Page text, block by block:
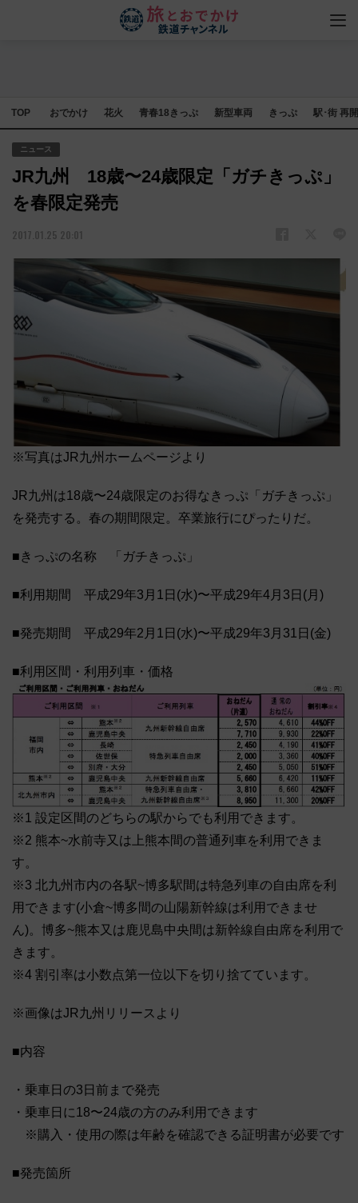
TOP おでかけ 花火 青春18きっぷ 新型車両 きっぷ 駅･街 再
ニュース
JR九州 18歳〜24歳限定「ガチきっぷ」
を春限定発売
2017.01.25 20:01
※写真はJR九州ホームページより
JR九州は18歳〜24歳限定のお得なきっぷ「ガチきっぷ」
を発売する。春の期間限定。卒業旅行にぴったりだ。
■きっぷの名称 「ガチきっぷ」
■利用期間 平成29年3月1日(水)〜平成29年4月3日(月)
■発売期間 平成29年2月1日(水)〜平成29年3月31日(金)
■利用区間・利用列車・価格
※1 設定区間のどちらの駅からでも利用できます。
※2 熊本~水前寺又は上熊本間の普通列車を利用できま
す。
※3 北九州市内の各駅~博多駅間は特急列車の自由席を利
用できます(小倉~博多間の山陽新幹線は利用できませ
ん)。博多~熊本又は鹿児島中央間は新幹線自由席を利用で
きます。
※4 割引率は小数点第一位以下を切り捨てています。
※画像はJR九州リリースより
■内容
・乗車日の3日前まで発売
・乗車日に18〜24歳の方のみ利用できます
※購入・使用の際は年齢を確認できる証明書が必要です
■発売箇所